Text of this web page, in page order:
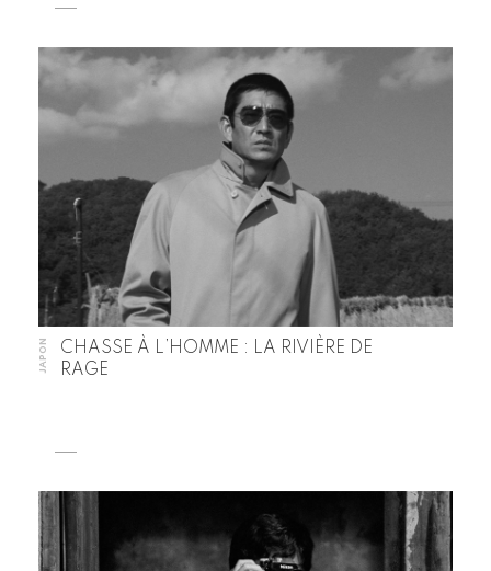
JAPON
CHASSE À L’HOMME : LA RIVIÈRE DE
RAGE